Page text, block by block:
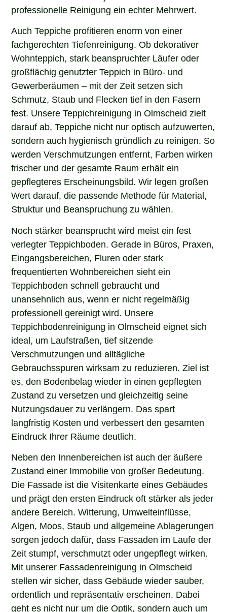
professionelle Reinigung ein echter Mehrwert.
Auch Teppiche profitieren enorm von einer
fachgerechten Tiefenreinigung. Ob dekorativer
Wohnteppich, stark beanspruchter Läufer oder
großflächig genutzter Teppich in Büro- und
Gewerberäumen – mit der Zeit setzen sich
Schmutz, Staub und Flecken tief in den Fasern
fest. Unsere Teppichreinigung in Olmscheid zielt
darauf ab, Teppiche nicht nur optisch aufzuwerten,
sondern auch hygienisch gründlich zu reinigen. So
werden Verschmutzungen entfernt, Farben wirken
frischer und der gesamte Raum erhält ein
gepflegteres Erscheinungsbild. Wir legen großen
Wert darauf, die passende Methode für Material,
Struktur und Beanspruchung zu wählen.
Noch stärker beansprucht wird meist ein fest
verlegter Teppichboden. Gerade in Büros, Praxen,
Eingangsbereichen, Fluren oder stark
frequentierten Wohnbereichen sieht ein
Teppichboden schnell gebraucht und
unansehnlich aus, wenn er nicht regelmäßig
professionell gereinigt wird. Unsere
Teppichbodenreinigung in Olmscheid eignet sich
ideal, um Laufstraßen, tief sitzende
Verschmutzungen und alltägliche
Gebrauchsspuren wirksam zu reduzieren. Ziel ist
es, den Bodenbelag wieder in einen gepflegten
Zustand zu versetzen und gleichzeitig seine
Nutzungsdauer zu verlängern. Das spart
langfristig Kosten und verbessert den gesamten
Eindruck Ihrer Räume deutlich.
Neben den Innenbereichen ist auch der äußere
Zustand einer Immobilie von großer Bedeutung.
Die Fassade ist die Visitenkarte eines Gebäudes
und prägt den ersten Eindruck oft stärker als jeder
andere Bereich. Witterung, Umwelteinflüsse,
Algen, Moos, Staub und allgemeine Ablagerungen
sorgen jedoch dafür, dass Fassaden im Laufe der
Zeit stumpf, verschmutzt oder ungepflegt wirken.
Mit unserer Fassadenreinigung in Olmscheid
stellen wir sicher, dass Gebäude wieder sauber,
ordentlich und repräsentativ erscheinen. Dabei
geht es nicht nur um die Optik, sondern auch um